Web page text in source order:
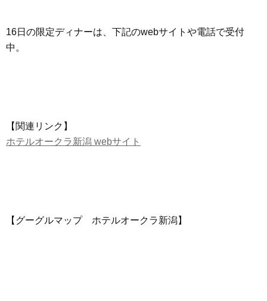
16日の限定ディナーは、下記のwebサイトや電話で受付
中。
【関連リンク】
ホテルオークラ新潟 webサイト
【グーグルマップ ホテルオークラ新潟】